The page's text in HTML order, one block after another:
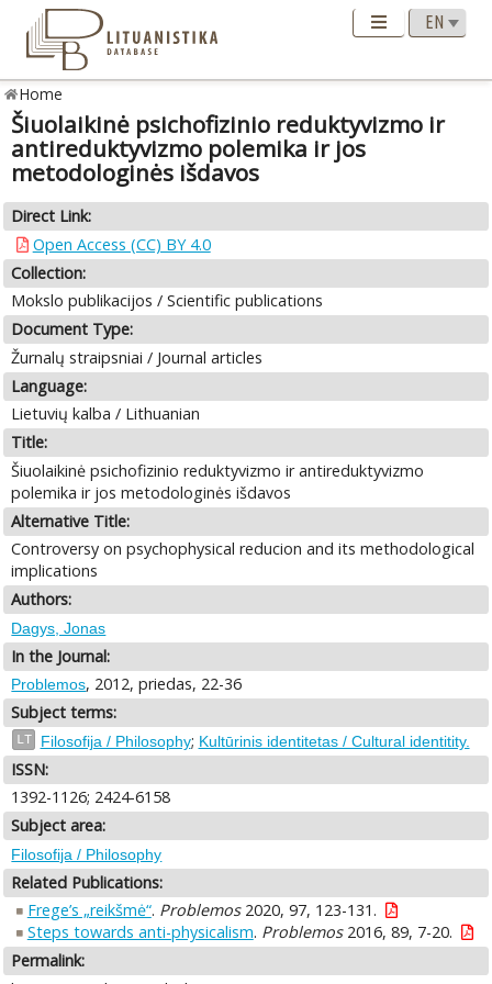
Home
Šiuolaikinė psichofizinio reduktyvizmo ir
antireduktyvizmo polemika ir jos
metodologinės išdavos
Direct Link:
Open Access (CC) BY 4.0
Collection:
Mokslo publikacijos / Scientific publications
Document Type:
Žurnalų straipsniai / Journal articles
Language:
Lietuvių kalba / Lithuanian
Title:
Šiuolaikinė psichofizinio reduktyvizmo ir antireduktyvizmo
polemika ir jos metodologinės išdavos
Alternative Title:
Controversy on psychophysical reducion and its methodological
implications
Authors:
Dagys, Jonas
In the Journal:
Problemos, 2012, priedas, 22-36
Subject terms:
LT Filosofija / Philosophy; Kultūrinis identitetas / Cultural identitity.
ISSN:
1392-1126; 2424-6158
Subject area:
Filosofija / Philosophy
Related Publications:
Frege’s „reikšmė“. Problemos2020, 97, 123-131.
Steps towards anti-physicalism. Problemos2016, 89, 7-20.
Permalink: